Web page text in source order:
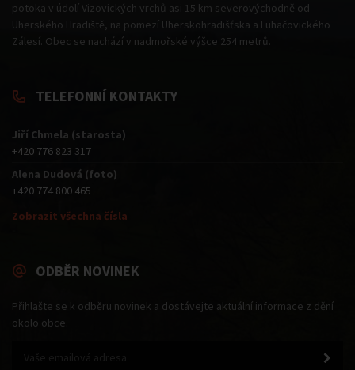
potoka v údolí Vizovických vrchů asi 15 km severovýchodně od
Uherského Hradiště, na pomezí Uherskohradišťska a Luhačovického
Zálesí. Obec se nachází v nadmořské výšce 254 metrů.
TELEFONNÍ KONTAKTY
Jiří Chmela (starosta)
+420 776 823 317
Alena Dudová (foto)
+420 774 800 465
Zobrazit všechna čísla
ODBĚR NOVINEK
Přihlašte se k odběru novinek a dostávejte aktuální informace z dění
okolo obce.